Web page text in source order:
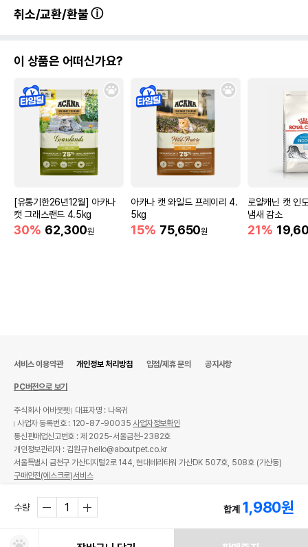
취소/교환/환불
이 상품은 어떠신가요?
[유통기한26년12월] 아카나
캣 그래스랜드 4.5kg
30% 62,300원
아카나 캣 와일드 프레이리 4.
5kg
15% 75,650원
로얄캐닌 캣 인
냄새 감소
21%
수량 합계 1,980원
서비스 이용약관 개인정보 처리방침 입점/제휴 문의 공지사항
PC버전으로 보기
주식회사 어바웃펫
대표자명 : 나옥귀
사업자 등록번호 : 120-87-90035사업자정보확인
통신판매업신고번호 : 제 2025-서울금천-2382호
개인정보관리자 : 김원규 hello@aboutpet.co.kr
서울특별시 금천구 가산디지털2로 144, 현대테라타워 가산DK 507호, 508호 (가산동)
구매안전(에스크로)서비스